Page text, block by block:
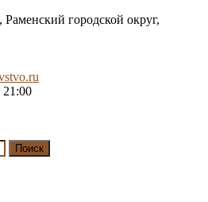
Раменский городской округ,
Поиск